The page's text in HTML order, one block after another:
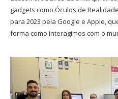
gadgets como Óculos de
para 2023 pela Google e Apple,
forma como interagimos com o